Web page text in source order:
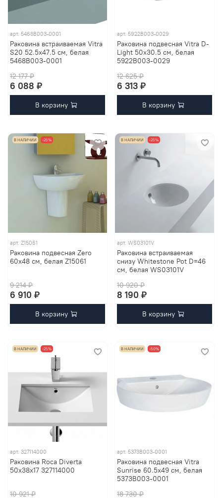
арт. 5468B003-0001
Раковина встраиваемая Vitra
S20 52.5x47.5 см, белая
5468B003-0001
12 177 ₽
6 088 ₽
В корзину
арт. 5922B003-0029
Раковина подвесная Vitra D-
Light 50х30.5 см, белая
5922B003-0029
12 625 ₽
6 313 ₽
В корзину
В НАЛИЧИИ -25%
арт.Z15061
Раковина подвесная Zero
60x48 см, белая Z15061
9 214 ₽
6 910 ₽
В корзину
В НАЛИЧИИ -25%
арт.WS03101V
Раковина встраиваемая
снизу Whitestone Pot D=46
см, белая WS03101V
10 920 ₽
8 190 ₽
В корзину
В НАЛИЧИИ -25%
арт.327114000
Раковина Roca Diverta
50x38x17 327114000
10 921 ₽
В НАЛИЧИИ -50%
арт. 5373B003-0001
Раковина подвесная Vitra
Sunrise 60.5х49 см, белая
5373B003-0001
18 730 ₽